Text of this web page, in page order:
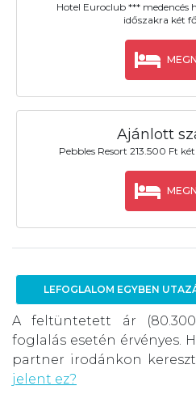
Hotel Euroclub *** medencés
időszakra két
Ajánlott
Pebbles Resort 213.500 Ft
LEFOGLALOM EGYBEN
A feltüntetett ár
foglalás esetén érvényes.
partner irodánkon
jelent ez?